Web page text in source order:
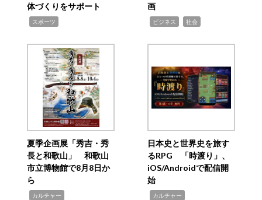
体づくりをサポート
スポーツ
画
ビジネス 社会
夏季企画展「秀吉・秀
長と和歌山」 和歌山
市立博物館で8月8日か
ら
カルチャー
日本史と世界史を旅す
るRPG 「時渡り」、
iOS/Androidで配信開
始
カルチャー